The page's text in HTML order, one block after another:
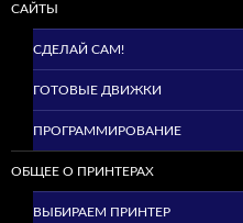
САЙТЫ
СДЕЛАЙ САМ!
ГОТОВЫЕ ДВИЖКИ
ПРОГРАММИРОВАНИЕ
ОБЩЕЕ О ПРИНТЕРАХ
ВЫБИРАЕМ ПРИНТЕР